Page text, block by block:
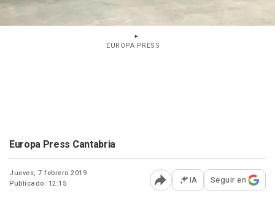
EUROPA PRESS
Europa Press Cantabria
Jueves, 7 febrero 2019
Publicado: 12:15
Abrir opciones para
IA Seguir en